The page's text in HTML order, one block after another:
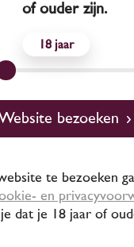
Age 50 Year
386 90
of ouder zijn.
18
bezoeken
te bezoeken
en
dat je 18 jaar of